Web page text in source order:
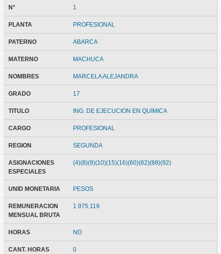
N° 1
PLANTA PROFESIONAL
PATERNO ABARCA
MATERNO MACHUCA
NOMBRES MARCELA ALEJANDRA
GRADO 17
TITULO ING. DE EJECUCION EN QUIMICA
CARGO PROFESIONAL
REGION SEGUNDA
ASIGNACIONES
ESPECIALES
(4)(8)(9)(10)(15)(16)(60)(82)(88)(92)
UNID MONETARIA PESOS
REMUNERACION
MENSUAL BRUTA
1.975.119
HORAS NO
CANT. HORAS 0